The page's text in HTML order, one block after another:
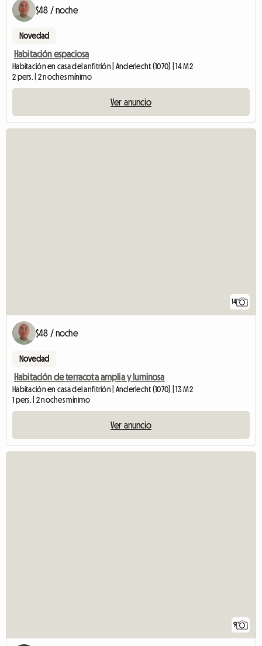
$48 / noche
Novedad
Habitación espaciosa
Habitación en casa del anfitrión | Anderlecht (1070) | 14 M2
2 pers. | 2 noches mínimo
Ver anuncio
14
$48 / noche
Novedad
Habitación de terracota amplia y luminosa
Habitación en casa del anfitrión | Anderlecht (1070) | 13 M2
1 pers. | 2 noches mínimo
Ver anuncio
9